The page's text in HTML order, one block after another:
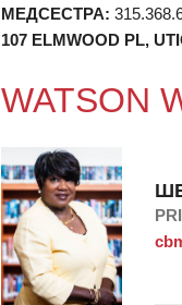
МЕДСЕСТРА:
107 ELMWOOD PL,
WATSON